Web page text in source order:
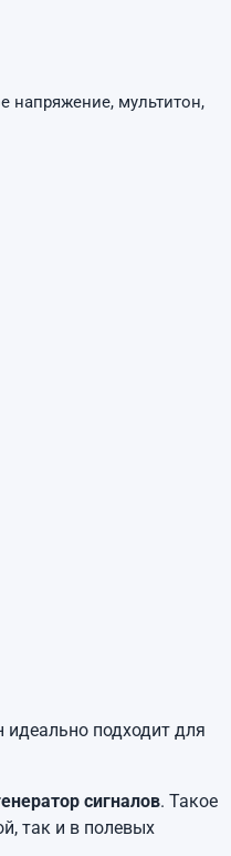
напряжение, мультитон,
подходит для
сигналов. Такое
так и в полевых